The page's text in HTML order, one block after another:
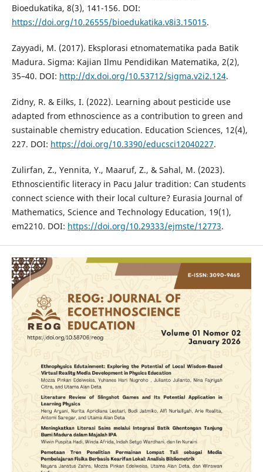
Bioedukatika, 8(3), 141-156. DOI:
https://doi.org/10.26555/bioedukatika.v8i3.15015.
Zayyadi, M. (2017). Eksplorasi etnomatematika pada Batik
Madura. Sigma: Kajian Ilmu Pendidikan Matematika, 2(2),
35–40. DOI: http://dx.doi.org/10.53712/sigma.v2i2.124.
Zidny, R. & Eilks, I. (2022). Learning about pesticide use
adapted from ethnoscience as a contribution to green and
sustainable chemistry education. Education Sciences, 12(4),
227. DOI: https://doi.org/10.3390/educsci12040227.
Zulirfan, Z., Yennita, Y., Maaruf, Z., & Sahal, M. (2023).
Ethnoscientific literacy in Pacu Jalur tradition: Can students
connect science with their local culture? Eurasia Journal of
Mathematics, Science and Technology Education, 19(1),
em2210. DOI: https://doi.org/10.29333/ejmste/12773.